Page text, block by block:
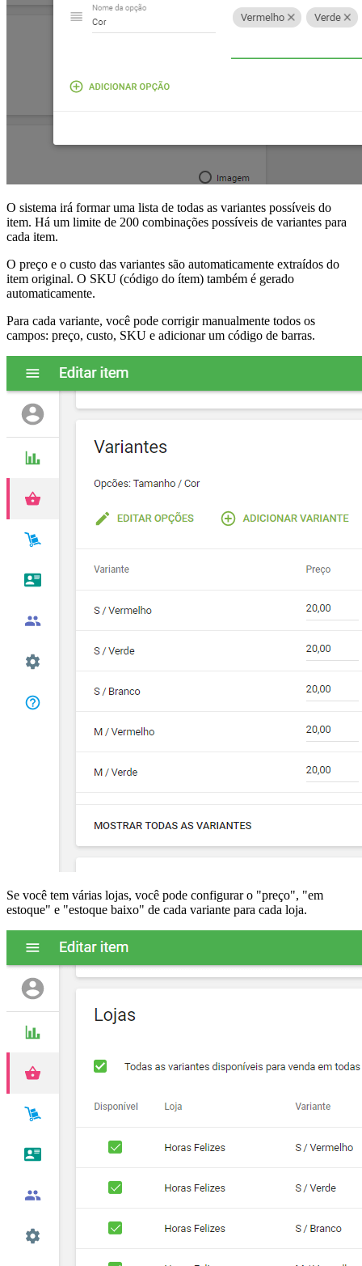
O sistema irá formar uma lista de todas as variantes possíveis do
item. Há um limite de 200 combinações possíveis de variantes para
cada item.
O preço e o custo das variantes são automaticamente extraídos do
item original. O SKU (código do ítem) também é gerado
automaticamente.
Para cada variante, você pode corrigir manualmente todos os
campos: preço, custo, SKU e adicionar um código de barras.
Se você tem várias lojas, você pode configurar o "preço", "em
estoque" e "estoque baixo" de cada variante para cada loja.